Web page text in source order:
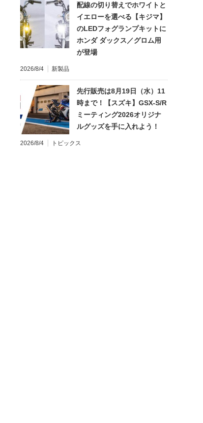
配線の切り替えでホワイトと
イエローを選べる【キジマ】
のLEDフォグランプキットに
ホンダ ダックス／グロム用
が登場
2026/8/4 新製品
先行販売は8月19日（水）11
時まで！【スズキ】GSX-S/R
ミーティング2026オリジナ
ルグッズを手に入れよう！
2026/8/4 トピックス